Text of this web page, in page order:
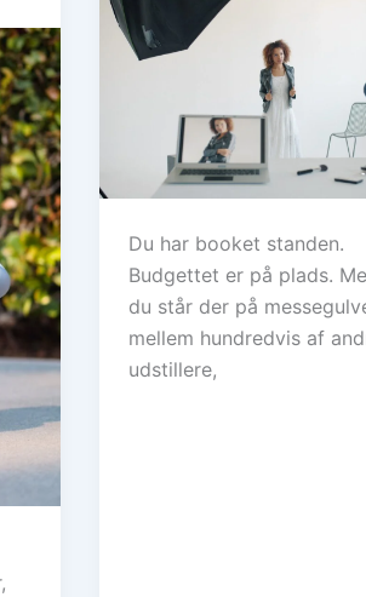
Du har booket standen.
Budgettet er på plads.
du står der på
mellem hundredvis af
udstillere,